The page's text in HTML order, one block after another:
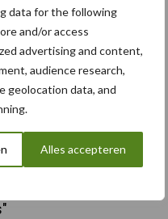
data for the following
and/or access
advertising and content,
audience research,
geolocation data, and
Alles accepteren
Partner nieuws